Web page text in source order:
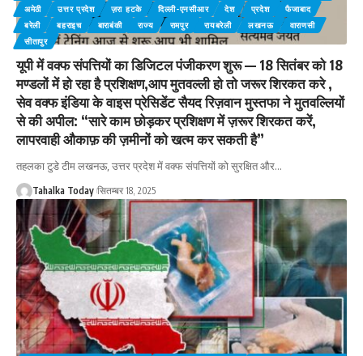
अमेठी
उत्तर प्रदेश ज़रा हटके दिल्ली-एनसीआर देश प्रदेश
फैजाबाद
बरेली
बहराइच बाराबंकी राज्य रामपुर रायबरेली लखनऊ
वाराणसी
सीतापुर
यूपी में वक्फ संपत्तियों का डिजिटल पंजीकरण शुरू — 18 सितंबर को 18
मण्डलों में हो रहा है प्रशिक्षण,आप मुतवल्ली हो तो जरूर शिरकत करे ,
सेव वक्फ इंडिया के वाइस प्रेसिडेंट सैयद रिज़वान मुस्तफा ने मुतवल्लियों
से की अपील: “सारे काम छोड़कर प्रशिक्षण में ज़रूर शिरकत करें,
लापरवाही औकाफ़ की ज़मीनों को खत्म कर सकती है”
तहलका टुडे टीम लखनऊ, उत्तर प्रदेश में वक्फ संपत्तियों को सुरक्षित और…
Tahalka Today सितम्बर 18, 2025